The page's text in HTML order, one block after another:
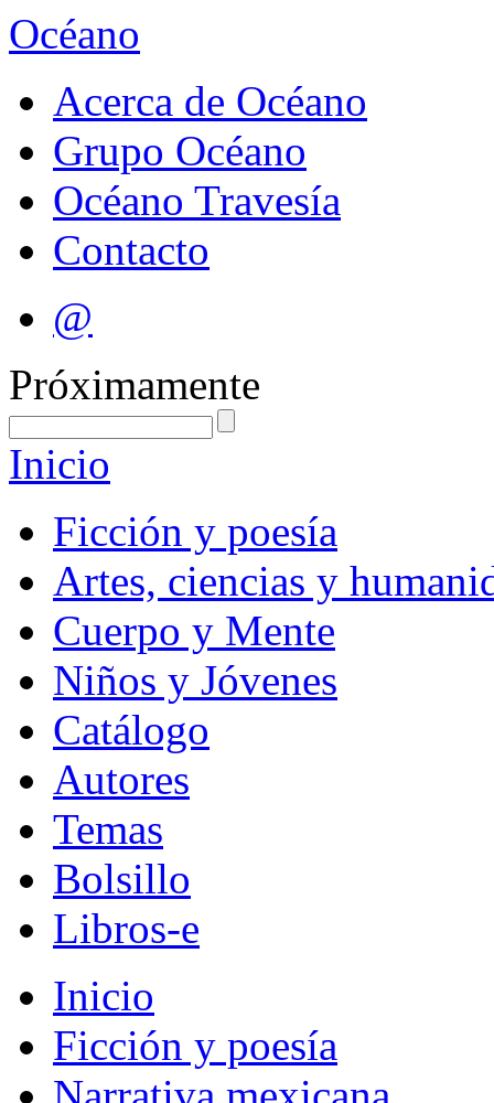
Océano
Acerca de Océano
Grupo Océano
Océano Travesía
Contacto
@
Próximamente
Inicio
Ficción y poesía
Artes, ciencias y
Cuerpo y Mente
Niños y Jóvenes
Catálogo
Autores
Temas
Bolsillo
Libros-e
Inicio
Ficción y poesía